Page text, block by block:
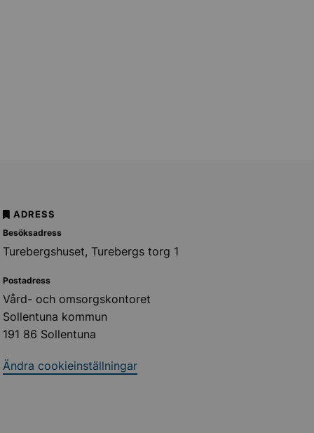
ADRESS
Besöksadress
Turebergshuset, Turebergs torg 1
Postadress
Vård- och omsorgskontoret
Sollentuna kommun
191 86 Sollentuna
Ändra cookieinställningar